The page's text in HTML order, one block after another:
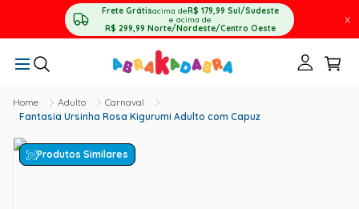
Frete Grátisacima deR$ 179,99 Sul/Sudeste
e acima de
R$ 299,99 Norte/Nordeste/Centro Oeste
X
Adulto
Carnaval
Fantasia Ursinha Rosa Kigurumi Adulto com Capuz
Produtos Similares